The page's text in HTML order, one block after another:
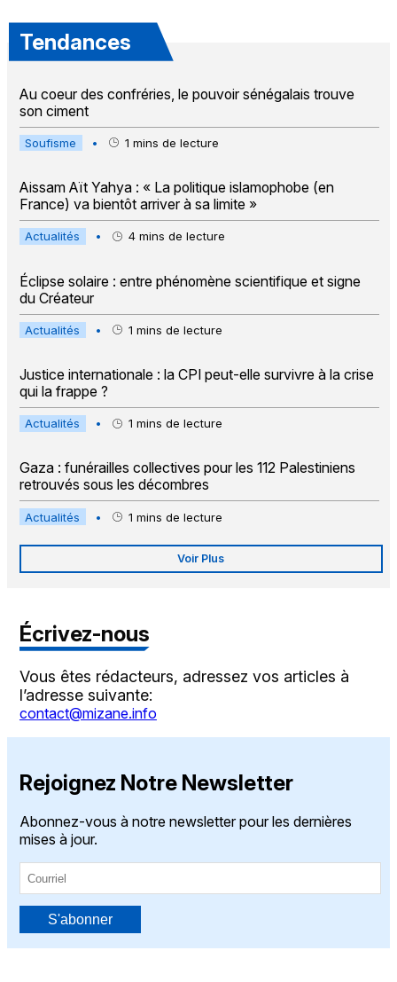
Tendances
Au coeur des confréries, le pouvoir sénégalais trouve
son ciment
Soufisme • 1 mins de lecture
Aissam Aït Yahya : « La politique islamophobe (en
France) va bientôt arriver à sa limite »
Actualités • 4 mins de lecture
Éclipse solaire : entre phénomène scientifique et signe
du Créateur
Actualités • 1 mins de lecture
Justice internationale : la CPI peut-elle survivre à la crise
qui la frappe ?
Actualités • 1 mins de lecture
Gaza : funérailles collectives pour les 112 Palestiniens
retrouvés sous les décombres
Actualités • 1 mins de lecture
Voir Plus
Écrivez-nous
Vous êtes rédacteurs, adressez vos articles à
l’adresse suivante:
contact@mizane.info
Rejoignez Notre Newsletter
Abonnez-vous à notre newsletter pour les dernières
mises à jour.
S'abonner